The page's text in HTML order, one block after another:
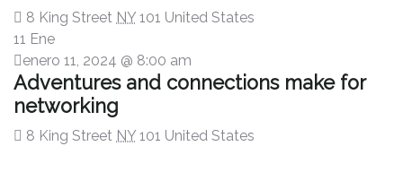
8 King Street NY 101 United States
11 Ene
enero 11, 2024 @ 8:00 am
Adventures and connections make for
networking
8 King Street NY 101 United States